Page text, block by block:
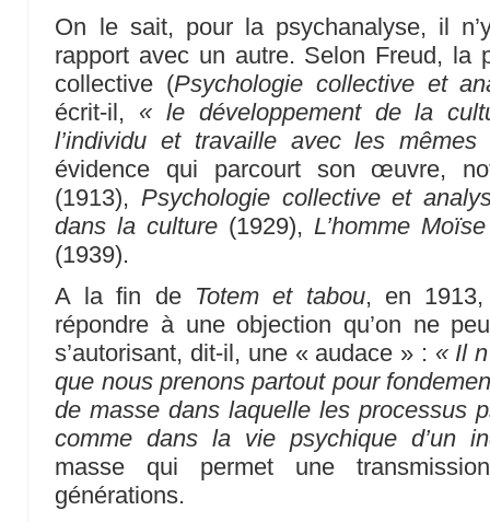
On le sait, pour la psychanalyse, il
rapport avec un autre. Selon Freud, la
collective (Psychologie collective et
écrit-il, « le développement de la
l’individu et travaille avec les mêmes
évidence qui parcourt son œuvre,
(1913),Psychologie collective et
dans la culture (1929), L’homme
(1939).
A la fin de Totem et tabou, en
répondre à une objection qu’on ne
s’autorisant, dit-il, une « audace » : « Il
que nous prenons partout pour
de masse dans laquelle les processus
comme dans la vie psychique d’un
masse qui permet une
générations.